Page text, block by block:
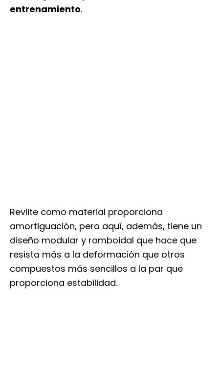
entrenamiento.
Revlite como material proporciona
amortiguación, pero aquí, además, tiene un
diseño modular y romboidal que hace que
resista más a la deformación que otros
compuestos más sencillos a la par que
proporciona estabilidad.